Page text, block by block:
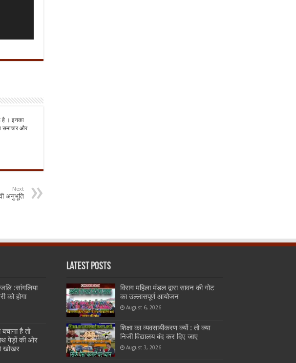
है । इनका
समाचार और
Next
अनुभूति
:सांगलिया
को होगा
है तो
पेड़ों की ओर
खोखर
Latest Posts
विराग महिला मंडल द्वारा सावन की गोट
का उल्लासपूर्ण आयोजन
August 6, 2026
शिक्षा का व्यवसायीकरण क्यों : तो क्या
निजी विद्यालय बंद कर दिए जाए
August 3, 2026